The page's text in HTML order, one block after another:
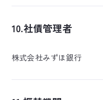
10.社債管理者
株式会社みずほ銀行